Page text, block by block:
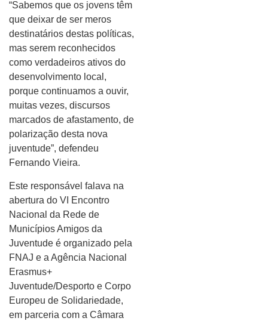
“Sabemos que os jovens têm
que deixar de ser meros
destinatários destas políticas,
mas serem reconhecidos
como verdadeiros ativos do
desenvolvimento local,
porque continuamos a ouvir,
muitas vezes, discursos
marcados de afastamento, de
polarização desta nova
juventude”, defendeu
Fernando Vieira.
Este responsável falava na
abertura do VI Encontro
Nacional da Rede de
Municípios Amigos da
Juventude é organizado pela
FNAJ e a Agência Nacional
Erasmus+
Juventude/Desporto e Corpo
Europeu de Solidariedade,
em parceria com a Câmara